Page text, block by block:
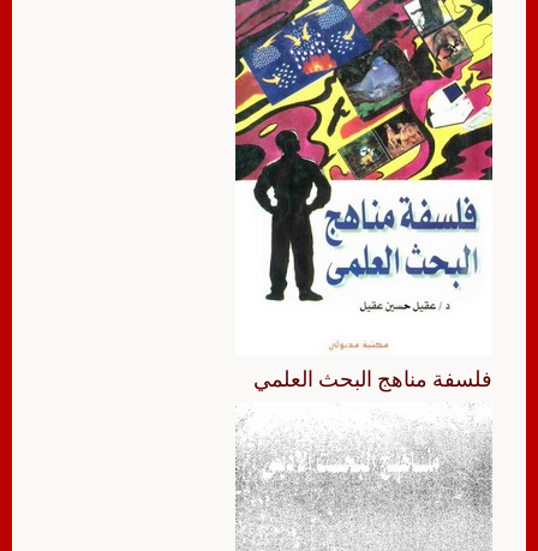
فلسفة مناهج البحث العلمي